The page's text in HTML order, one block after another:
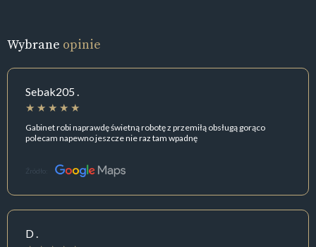
Wybrane opinie
Sebak205 .
Gabinet robi naprawdę świetną robotę z przemiłą obsługą gorąco
polecam napewno jeszcze nie raz tam wpadnę
Źródło:
D .